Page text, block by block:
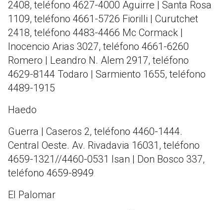
2408, teléfono 4627-4000 Aguirre | Santa Rosa
1109, teléfono 4661-5726 Fiorilli | Curutchet
2418, teléfono 4483-4466 Mc Cormack |
Inocencio Arias 3027, teléfono 4661-6260
Romero | Leandro N. Alem 2917, teléfono
4629-8144 Todaro | Sarmiento 1655, teléfono
4489-1915
Haedo
Guerra | Caseros 2, teléfono 4460-1444.
Central Oeste. Av. Rivadavia 16031, teléfono
4659-1321//4460-0531 Isan | Don Bosco 337,
teléfono 4659-8949
El Palomar